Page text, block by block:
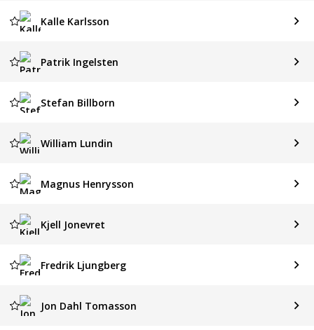
Kalle Karlsson
Patrik Ingelsten
Stefan Billborn
William Lundin
Magnus Henrysson
Kjell Jonevret
Fredrik Ljungberg
Jon Dahl Tomasson